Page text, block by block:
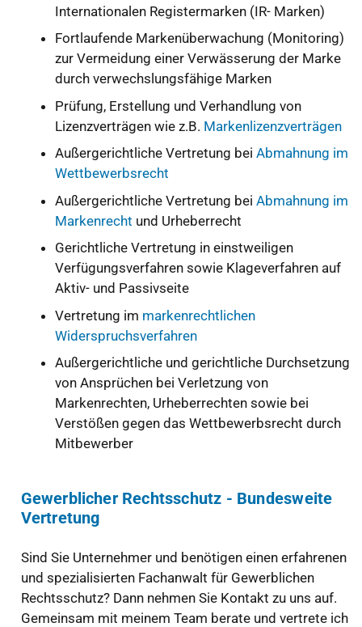
Internationalen Registermarken (IR- Marken)
Fortlaufende Markenüberwachung (Monitoring)
zur Vermeidung einer Verwässerung der Marke
durch verwechslungsfähige Marken
Prüfung, Erstellung und Verhandlung von
Lizenzverträgen wie z.B. Markenlizenzverträgen
Außergerichtliche Vertretung bei Abmahnung im
Wettbewerbsrecht
Außergerichtliche Vertretung bei Abmahnung im
Markenrecht und Urheberrecht
Gerichtliche Vertretung in einstweiligen
Verfügungsverfahren sowie Klageverfahren auf
Aktiv- und Passivseite
Vertretung im markenrechtlichen
Widerspruchsverfahren
Außergerichtliche und gerichtliche Durchsetzung
von Ansprüchen bei Verletzung von
Markenrechten, Urheberrechten sowie bei
Verstößen gegen das Wettbewerbsrecht durch
Mitbewerber
Gewerblicher Rechtsschutz - Bundesweite
Vertretung
Sind Sie Unternehmer und benötigen einen erfahrenen
und spezialisierten Fachanwalt für Gewerblichen
Rechtsschutz? Dann nehmen Sie Kontakt zu uns auf.
Gemeinsam mit meinem Team berate und vertrete ich